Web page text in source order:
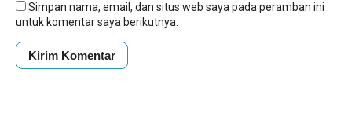
Simpan nama, email, dan situs web saya pada peramban ini
untuk komentar saya berikutnya.